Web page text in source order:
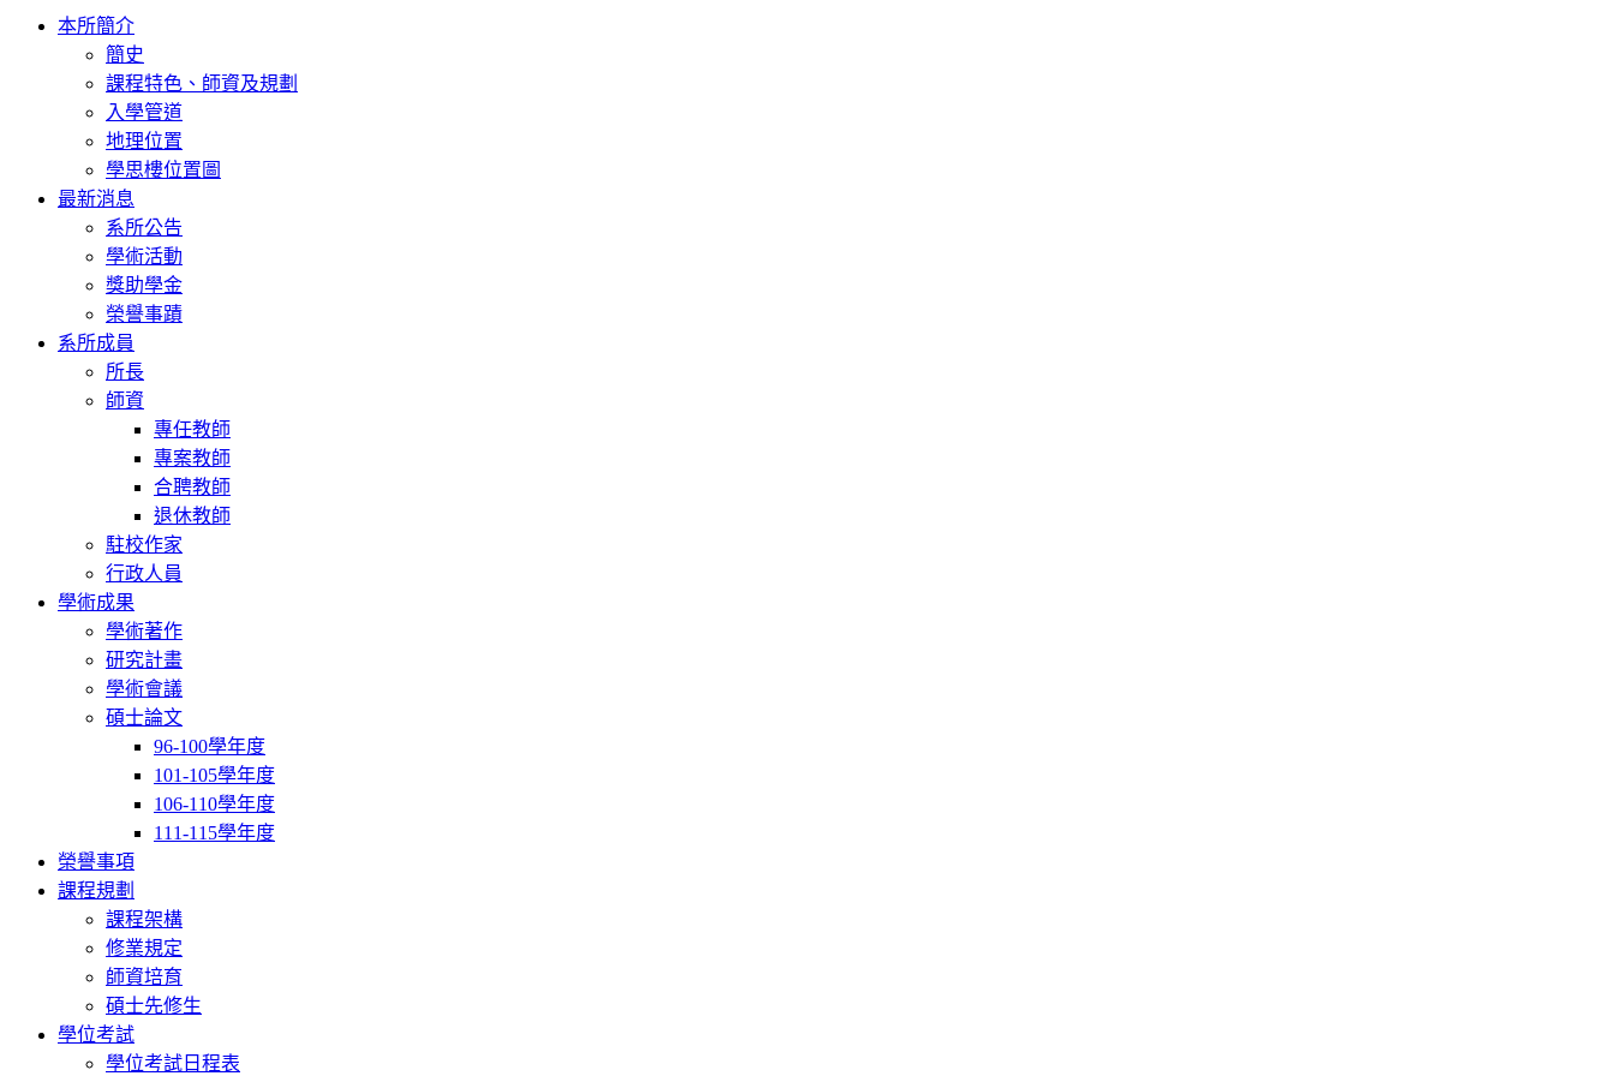
Toggle
navigation
本所簡介
簡史
課程特色、師資及規劃
入學管道
地理位置
學思樓位置圖
最新消息
系所公告
學術活動
獎助學金
榮譽事蹟
系所成員
所長
師資
專任教師
專案教師
合聘教師
退休教師
駐校作家
行政人員
學術成果
學術著作
研究計畫
學術會議
碩士論文
96-100學年度
101-105學年度
106-110學年度
111-115學年度
榮譽事項
課程規劃
課程架構
修業規定
師資培育
碩士先修生
學位考試
學位考試日程表